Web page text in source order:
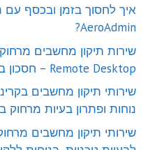
איך לחסוך בזמן ובכסף
AeroAdmin?
Remote Desktop – חסכון בכסף, נוחות ויעילות
שירותי תיקון מחשבים
נוחות ופתרון בעיות מרחוק
שירותי תיקון מחשבים